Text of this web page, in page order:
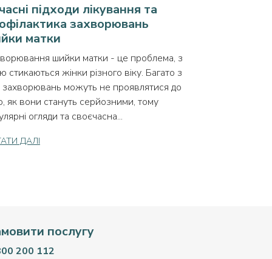
підходи лікування та
захворювань
матки
шийки матки - це проблема, з
стикаються жінки різного віку. Багато з
захворювань можуть не проявлятися до
як вони стануть серйозними, тому
огляди та своєчасна...
ДАЛІ
послугу
200 112